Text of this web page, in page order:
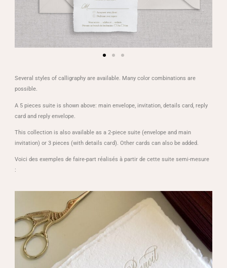
Several styles of calligraphy are available. Many color combinations are
possible.
A 5 pieces suite is shown above: main envelope, invitation, details card, reply
card and reply envelope.
This collection is also available as a 2-piece suite (envelope and main
invitation) or 3 pieces (with details card). Other cards can also be added.
Voici des exemples de faire-part réalisés à partir de cette suite semi-mesure
: